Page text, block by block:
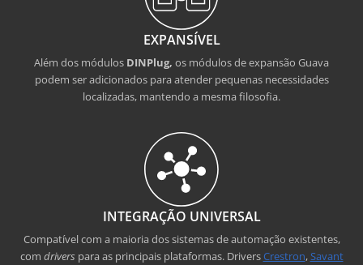
EXPANSÍVEL
Além dos módulos DINPlug, os módulos de expansão Guava
podem ser adicionados para atender pequenas necessidades
localizadas, mantendo a mesma filosofia.
INTEGRAÇÃO UNIVERSAL
Compatível com a maioria dos sistemas de automação existentes,
com drivers para as principais plataformas. DriversCrestron,Savant